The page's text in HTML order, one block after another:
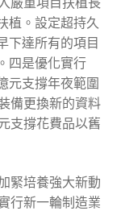
植。設定超持久
下達所有的項目
四是優化實行
元支撐年夜範圍
備更換新的資料
支撐花費品以舊
培養強大新動
行新一輪制造業